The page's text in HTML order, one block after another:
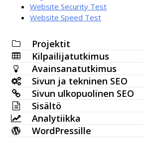
Website Security Test
Website Speed Test
Projektit
SEO-tarkistuslista
Kilpailijatutkimus
Sivuston näkyvyyden tarkistus
SERP-analyysi
Avainsanatutkimus
Avainsanageneraattori
Joukkohakumäärien tarkistus
Avainsanaideat (reaaliaikaiset tiedot)
Sivun ja tekninen SEO
SEO-auditointi
Avainsanan sijoittelu
HTTP-pyyntö
Sivun ulkopuolinen SEO
Takaisinlinkkien tarkistus
Eniten linkitetyt sivut
Sisältö
AI-artikkeligeneraattori
Analytiikka
Avainsanan sijoitustarkistin
WordPressille